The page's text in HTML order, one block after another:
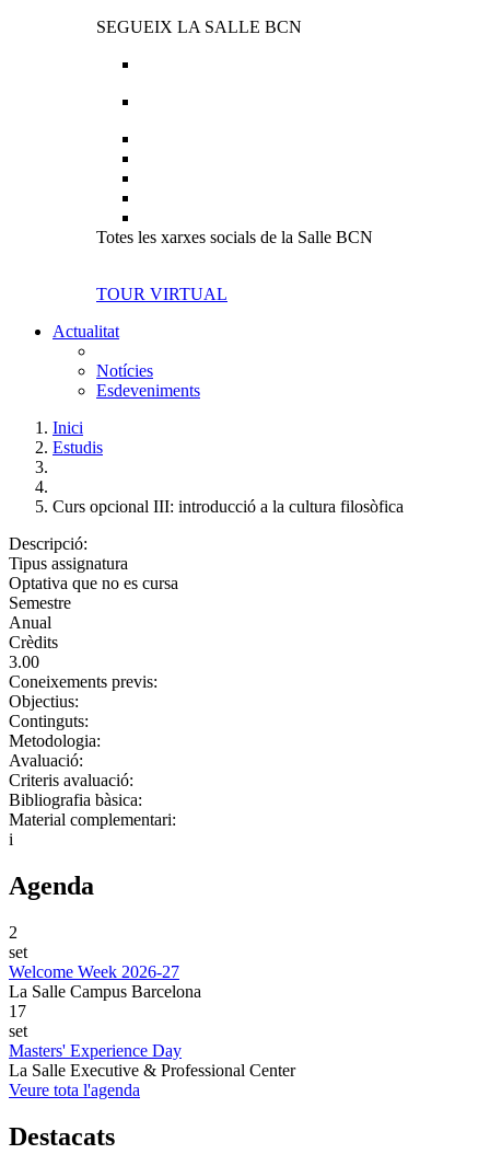
SEGUEIX LA SALLE BCN
Totes les xarxes socials de la Salle BCN
TOUR VIRTUAL
Actualitat
Notícies
Esdeveniments
Inici
Estudis
Curs opcional III: introducció a la cultura filosòfica
Descripció:
Tipus assignatura
Optativa que no es cursa
Semestre
Anual
Crèdits
3.00
Coneixements previs:
Objectius:
Continguts:
Metodologia:
Avaluació:
Criteris avaluació:
Bibliografia bàsica:
Material complementari:
i
Agenda
2
set
Welcome Week 2026-27
La Salle Campus Barcelona
17
set
Masters' Experience Day
La Salle Executive & Professional Center
Veure tota l'agenda
Destacats